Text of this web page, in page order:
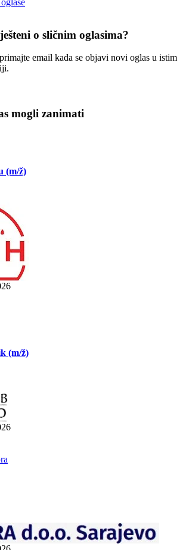
o sličnim oglasima?
email kada se objavi novi oglas u istim
mogli zanimati
(m/ž)
(m/ž)